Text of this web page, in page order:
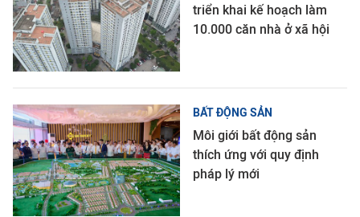
triển khai kế hoạch làm
10.000 căn nhà ở xã hội
BẤT ĐỘNG SẢN
Môi giới bất động sản
thích ứng với quy định
pháp lý mới